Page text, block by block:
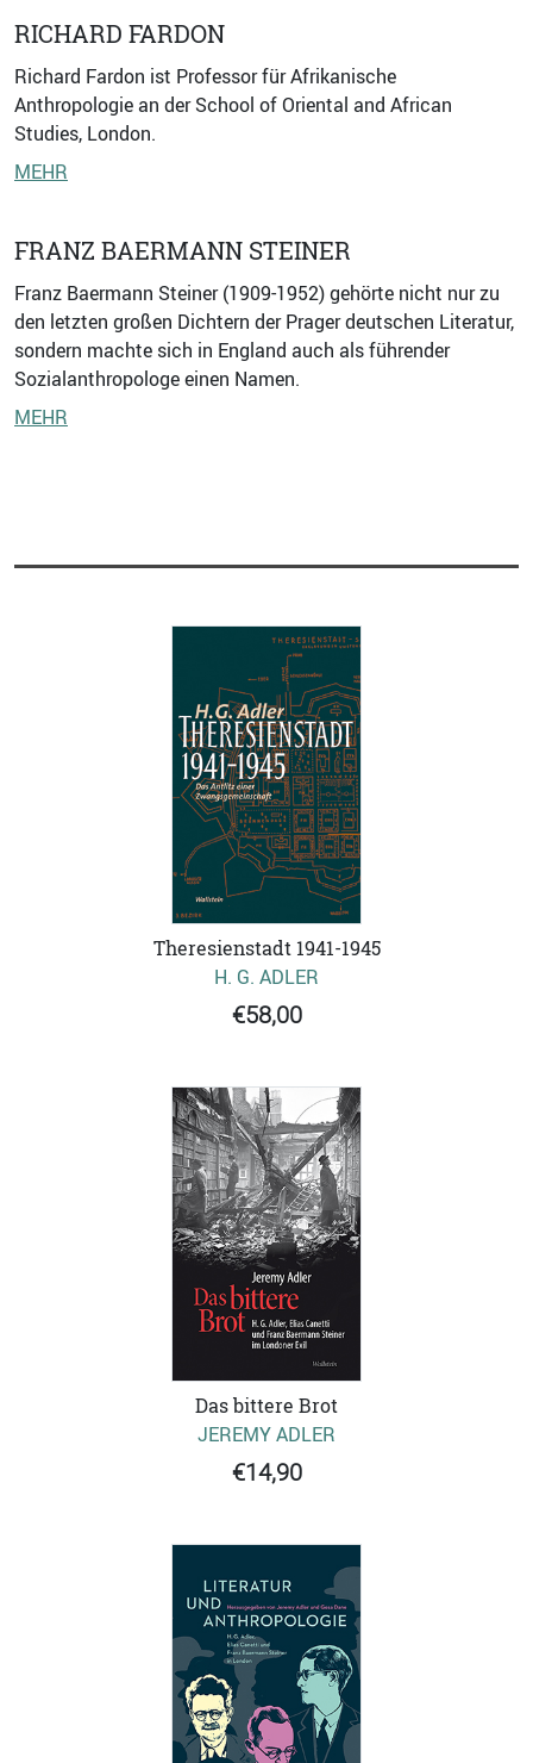
RICHARD FARDON
Richard Fardon ist Professor für Afrikanische
Anthropologie an der School of Oriental and African
Studies, London.
MEHR
FRANZ BAERMANN STEINER
Franz Baermann Steiner (1909-1952) gehörte nicht nur zu
den letzten großen Dichtern der Prager deutschen Literatur,
sondern machte sich in England auch als führender
Sozialanthropologe einen Namen.
MEHR
Theresienstadt 1941-1945
H. G. ADLER
€58,00
Das bittere Brot
JEREMY ADLER
€14,90